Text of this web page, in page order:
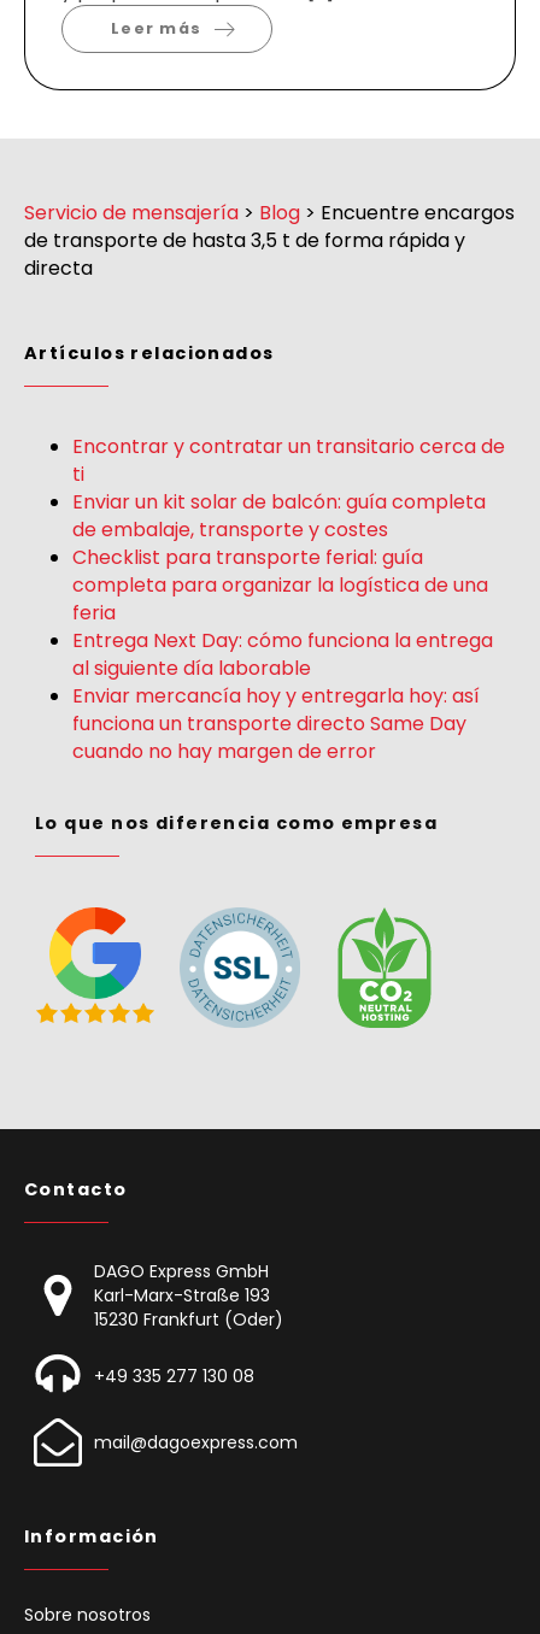
Leer más
Servicio de mensajería > Blog > Encuentre encargos
de transporte de hasta 3,5 t de forma rápida y
directa
Artículos relacionados
Encontrar y contratar un transitario cerca de
ti
Enviar un kit solar de balcón: guía completa
de embalaje, transporte y costes
Checklist para transporte ferial: guía
completa para organizar la logística de una
feria
Entrega Next Day: cómo funciona la entrega
al siguiente día laborable
Enviar mercancía hoy y entregarla hoy: así
funciona un transporte directo Same Day
cuando no hay margen de error
Lo que nos diferencia como empresa
Contacto
DAGO Express GmbH
Karl-Marx-Straße 193
15230 Frankfurt (Oder)
+49 335 277 130 08
mail@dagoexpress.com
Información
Sobre nosotros